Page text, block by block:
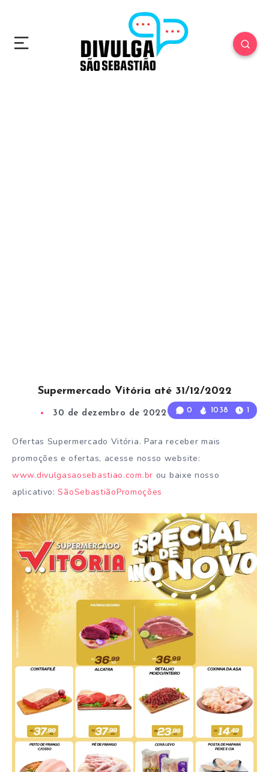
0 1038 1
Supermercado Vitória até 31/12/2022
30 de dezembro de 2022 1 Min Read
Ofertas Supermercado Vitória. Para receber mais
promoções e ofertas, acesse nosso website:
www.divulgasaosebastiao.com.br ou baixe nosso
aplicativo:SãoSebastiãoPromoções